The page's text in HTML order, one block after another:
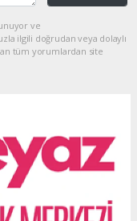
ve
ilgili doğrudan veya dolaylı
tüm yorumlardan site